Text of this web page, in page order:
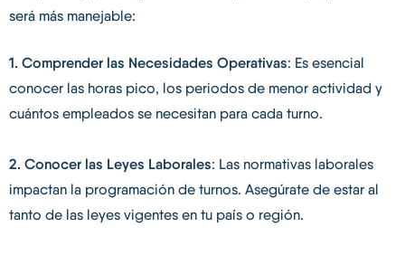
será más manejable:
1. Comprender las Necesidades Operativas: Es esencial
conocer las horas pico, los periodos de menor actividad y
cuántos empleados se necesitan para cada turno.
2. Conocer las Leyes Laborales: Las normativas laborales
impactan la programación de turnos. Asegúrate de estar al
tanto de las leyes vigentes en tu país o región.